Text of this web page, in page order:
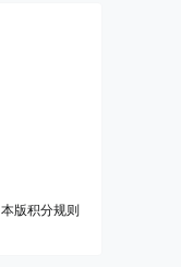
本版积分规则